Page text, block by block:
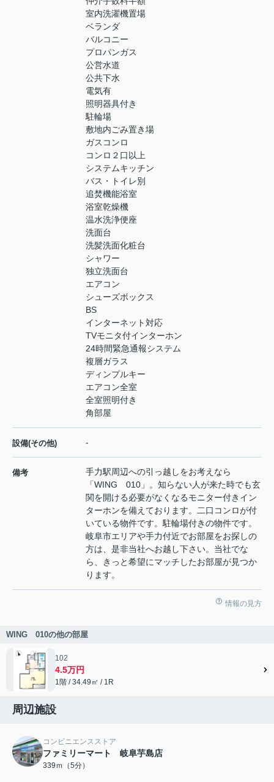
室内洗濯機置場
ベランダ
バルコニー
プロパンガス
公営水道
公共下水
電気有
照明器具付き
駐輪場
敷地内ごみ置き場
ガスコンロ
コンロ２口以上
システムキッチン
バス・トイレ別
追焚機能浴室
浴室乾燥機
温水洗浄便座
洗面台
洗髪洗面化粧台
シャワー
独立洗面台
エアコン
シューズボックス
BS
インターネット対応
TVモニタ付インターホン
24時間緊急通報システム
複層ガラス
ディンプルキー
エアコン全室
全室照明付き
角部屋
設備(その他) -
備考
手力駅周辺への引っ越しをお考えなら
「WING 010」。知らない人が来た時でも玄
関を開ける必要がなくなるモニター付きイン
ターホンを備えております。二口コンロが付
いている物件です。駐輪場付きの物件です。
岐阜市エリアや手力付近でお部屋をお探しの
方は、是非当社へお越し下さい。当社でな
ら、きっと希望にマッチしたお部屋が見つか
ります。
情報の見方
WING 010の他の部屋
102
4.5万円
1階 / 34.49㎡ / 1R
周辺施設
コンビニエンスストア
ファミリーマート 岐阜芋島店
339ｍ（5分）